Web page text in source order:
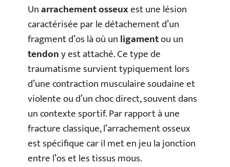
Unarrachement osseuxest une lésion
caractérisée par le détachement d’un
fragment d’os là où unligamentou un
tendony est attaché. Ce type de
traumatisme survient typiquement lors
d’une contraction musculaire soudaine et
violente ou d’un choc direct, souvent dans
un contexte sportif. Par rapport à une
fracture classique, l’arrachement osseux
est spécifique car il met en jeu la jonction
entre l’os et les tissus mous.